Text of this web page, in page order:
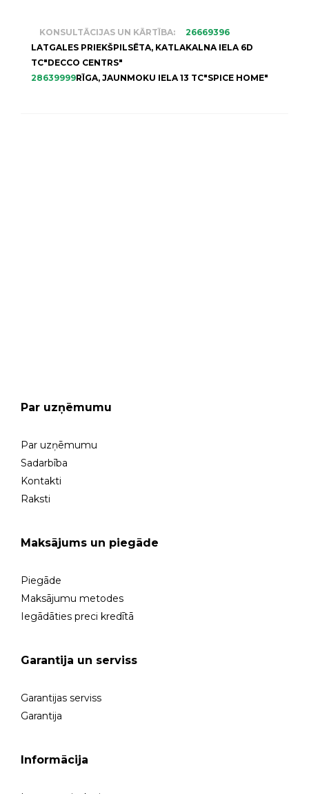
KONSULTĀCIJAS UN KĀRTĪBA:
26669396
LATGALES PRIEKŠPILSĒTA, KATLAKALNA IELA 6D
TC"DECCO CENTRS"
28639999RĪGA, JAUNMOKU IELA 13 TC"SPICE HOME"
Par uzņēmumu
Par uzņēmumu
Sadarbība
Kontakti
Raksti
Maksājums un piegāde
Piegāde
Maksājumu metodes
Iegādāties preci kredītā
Garantija un serviss
Garantijas serviss
Garantija
Informācija